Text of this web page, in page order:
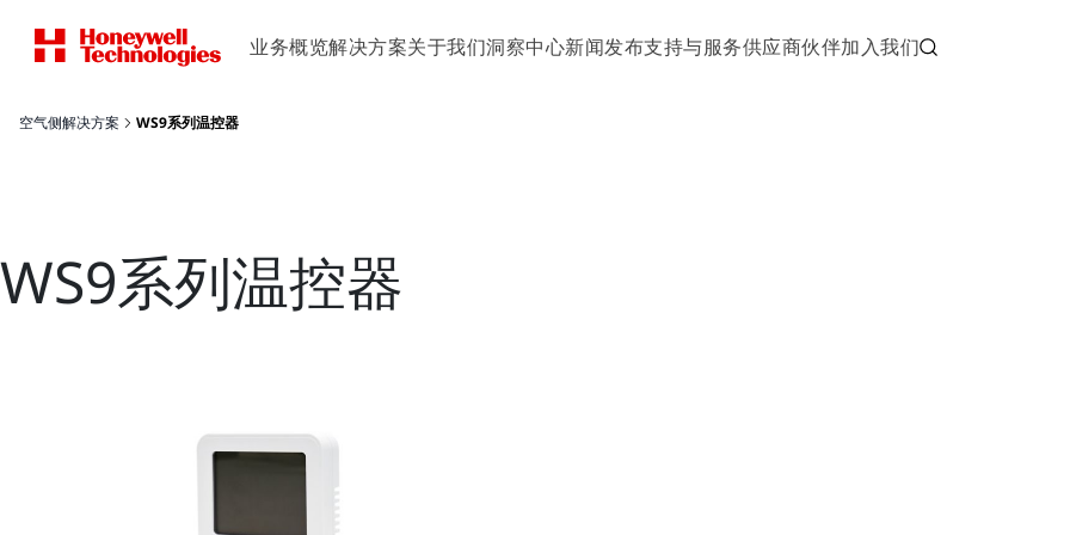
业务概览解决方案关于我们洞察中心新闻发布支持与服务供应商伙伴加入我们
空气侧解决方案 WS9系列温控器
WS9系列温控器